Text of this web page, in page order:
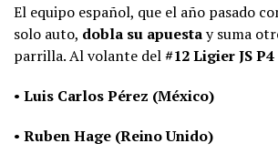
El equipo español, que el año pasado
solo auto, dobla su apuestay suma
parrilla. Al volante del#12 Ligier JS P4
• Luis Carlos Pérez (México)
• Ruben Hage (Reino Unido)